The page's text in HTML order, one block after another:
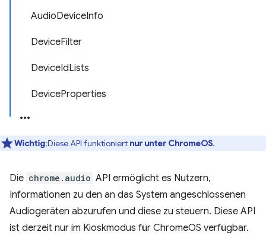
AudioDeviceInfo
DeviceFilter
DeviceIdLists
DeviceProperties
Wichtig:Diese API funktioniert nur unter ChromeOS.
Die chrome.audio API ermöglicht es Nutzern,
Informationen zu den an das System angeschlossenen
Audiogeräten abzurufen und diese zu steuern. Diese API
ist derzeit nur im Kioskmodus für ChromeOS verfügbar.